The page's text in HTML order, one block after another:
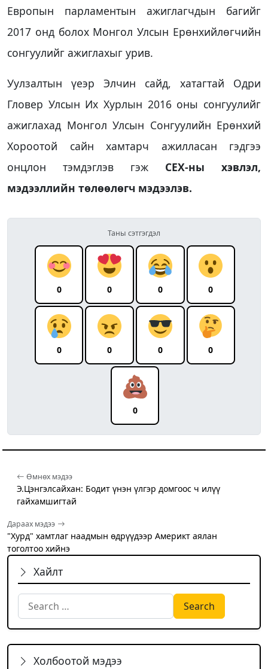
Европын парламентын ажиглагчдын багийг
2017 онд болох Монгол Улсын Ерөнхийлөгчийн
сонгуулийг ажиглахыг урив.
Уулзалтын үеэр Элчин сайд, хатагтай Одри
Гловер Улсын Их Хурлын 2016 оны сонгуулийг
ажиглахад Монгол Улсын Сонгуулийн Ерөнхий
Хороотой сайн хамтарч ажилласан гэдгээ
онцлон тэмдэглэв гэж СЕХ-ны хэвлэл,
мэдээллийн төлөөлөгч мэдээлэв.
Таны сэтгэгдэл
0 0 0 0
0 0 0 0
0
Өмнөх мэдээ
Э.Цэнгэлсайхан: Бодит үнэн үлгэр домгоос ч илүү
гайхамшигтай
Дараах мэдээ
"Хурд" хамтлаг наадмын өдрүүдээр Америкт аялан
тоголтоо хийнэ
Хайлт
Search for:
Холбоотой мэдээ